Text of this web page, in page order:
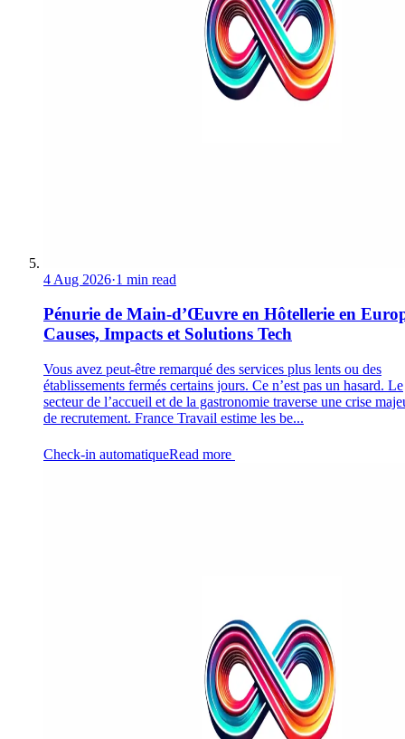
4 Aug 2026·1 min read
Pénurie de Main-d’Œuvre en Hôtellerie en
Causes, Impacts et Solutions Tech
Vous avez peut-être remarqué des services plus lents ou des
établissements fermés certains jours. Ce n’est pas un hasard. Le
secteur de l’accueil et de la gastronomie traverse une crise
de recrutement. France Travail estime les be...
Check-in automatiqueRead more